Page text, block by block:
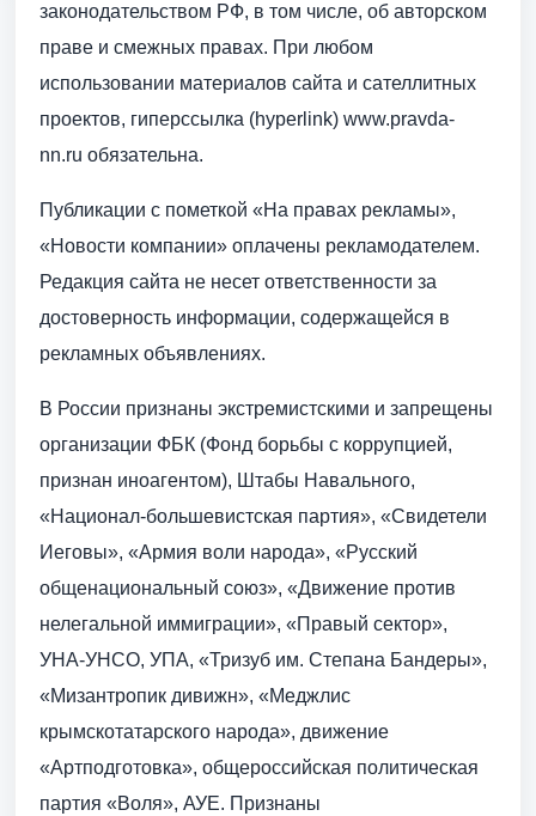
законодательством РФ, в том числе, об авторском
праве и смежных правах. При любом
использовании материалов сайта и сателлитных
проектов, гиперссылка (hyperlink) www.pravda-
nn.ru обязательна.
Публикации с пометкой «На правах рекламы»,
«Новости компании» оплачены рекламодателем.
Редакция сайта не несет ответственности за
достоверность информации, содержащейся в
рекламных объявлениях.
В России признаны экстремистскими и запрещены
организации ФБК (Фонд борьбы с коррупцией,
признан иноагентом), Штабы Навального,
«Национал-большевистская партия», «Свидетели
Иеговы», «Армия воли народа», «Русский
общенациональный союз», «Движение против
нелегальной иммиграции», «Правый сектор»,
УНА-УНСО, УПА, «Тризуб им. Степана Бандеры»,
«Мизантропик дивижн», «Меджлис
крымскотатарского народа», движение
«Артподготовка», общероссийская политическая
партия «Воля», АУЕ. Признаны